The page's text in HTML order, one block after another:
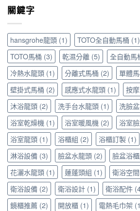
錯
避
坑
指
南〉
中
頭，
極
致
沐
浴
體
驗〉
中
挑
選
清
潔
保
養
全
攻
略〉
中
造！
高
質
感
衛
浴
配
件
與
浴
室
五
金
提
升
居
家
美
學〉
中
關鍵字
hansgrohe龍頭 (1) TOTO全自動馬桶 (1)
TOTO馬桶 (3) 乾濕分離 (5) 全自動馬
冷熱水龍頭 (1) 分離式馬桶 (2) 單體
壁掛式馬桶 (2) 感應式水龍頭 (1) 按
沐浴龍頭 (2) 洗手台水龍頭 (1) 洗臉
浴室乾燥機 (1) 浴室暖風機 (2) 浴室
浴室龍頭 (1) 浴櫃組 (2) 浴櫃訂製 (1)
淋浴設備 (3) 臉盆水龍頭 (2) 臉盆浴
花灑水龍頭 (1) 蓮蓬頭組 (1) 衛浴空間
衛浴設備 (2) 衛浴設計 (1) 衛浴配件
鏡櫃推薦 (2) 開放櫃 (1) 電熱毛巾架